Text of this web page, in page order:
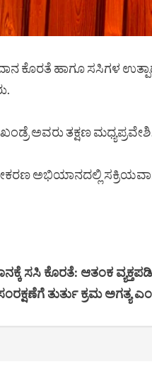
ಕೊರತೆ ಹಾಗೂ ಸಸಿಗಳ
ಅವರು ತಕ್ಷಣ
ಅಭಿಯಾನದಲ್ಲಿ
ಸಸಿ ಕೊರತೆ: ಆತಂಕ
ತುರ್ತು ಕ್ರಮ ಅಗತ್ಯ